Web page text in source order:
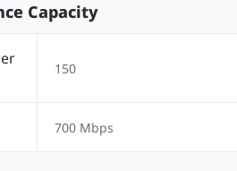
Capacity
150
700 Mbps